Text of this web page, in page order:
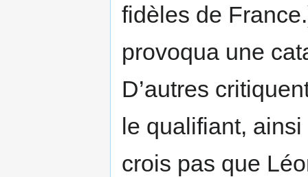
fidèles de
provoqua une
D’autres
le qualifiant,
crois pas que